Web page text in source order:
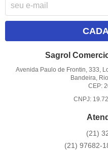
Sagrol
Avenida Paulo de Frontin, 333,
Bandeira,
CEP:
CNPJ:
(21)
(21) 97682-